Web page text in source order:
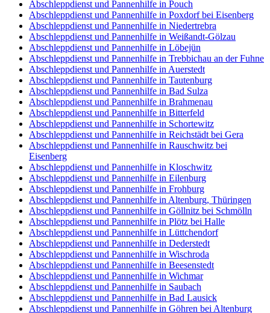
Abschleppdienst und Pannenhilfe in Pouch
Abschleppdienst und Pannenhilfe in Poxdorf bei Eisenberg
Abschleppdienst und Pannenhilfe in Niedertrebra
Abschleppdienst und Pannenhilfe in Weißandt-Gölzau
Abschleppdienst und Pannenhilfe in Löbejün
Abschleppdienst und Pannenhilfe in Trebbichau an der Fuhne
Abschleppdienst und Pannenhilfe in Auerstedt
Abschleppdienst und Pannenhilfe in Tautenburg
Abschleppdienst und Pannenhilfe in Bad Sulza
Abschleppdienst und Pannenhilfe in Brahmenau
Abschleppdienst und Pannenhilfe in Bitterfeld
Abschleppdienst und Pannenhilfe in Schortewitz
Abschleppdienst und Pannenhilfe in Reichstädt bei Gera
Abschleppdienst und Pannenhilfe in Rauschwitz bei
Eisenberg
Abschleppdienst und Pannenhilfe in Kloschwitz
Abschleppdienst und Pannenhilfe in Eilenburg
Abschleppdienst und Pannenhilfe in Frohburg
Abschleppdienst und Pannenhilfe in Altenburg, Thüringen
Abschleppdienst und Pannenhilfe in Göllnitz bei Schmölln
Abschleppdienst und Pannenhilfe in Plötz bei Halle
Abschleppdienst und Pannenhilfe in Lüttchendorf
Abschleppdienst und Pannenhilfe in Dederstedt
Abschleppdienst und Pannenhilfe in Wischroda
Abschleppdienst und Pannenhilfe in Beesenstedt
Abschleppdienst und Pannenhilfe in Wichmar
Abschleppdienst und Pannenhilfe in Saubach
Abschleppdienst und Pannenhilfe in Bad Lausick
Abschleppdienst und Pannenhilfe in Göhren bei Altenburg